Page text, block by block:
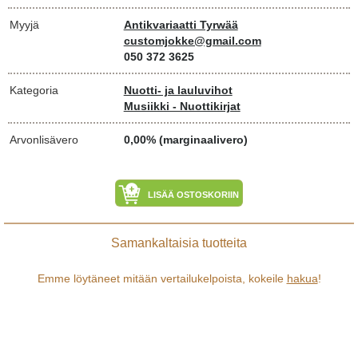
Myyjä
Antikvariaatti Tyrwää
customjokke@gmail.com
050 372 3625
Kategoria
Nuotti- ja lauluvihot
Musiikki - Nuottikirjat
Arvonlisävero 0,00% (marginaalivero)
LISÄÄ OSTOSKORIIN
Samankaltaisia tuotteita
Emme löytäneet mitään vertailukelpoista, kokeile hakua!